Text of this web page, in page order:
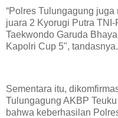
“Polres Tulungagung
juara 2 Kyorugi Putra
Taekwondo Garuda
Kapolri Cup 5", tandasnya.
Sementara itu,
Tulungagung AKBP
bahwa keberhasilan